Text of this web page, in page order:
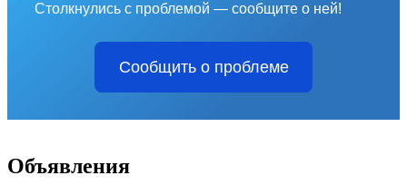
Столкнулись с проблемой — сообщите о ней!
Сообщить о проблеме
Объявления